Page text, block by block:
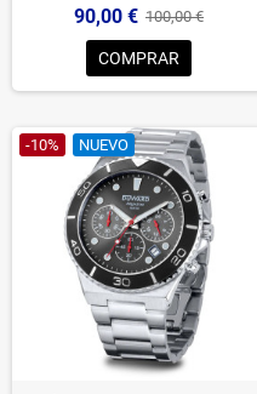
90,00 € 100,00 €
COMPRAR
-10% NUEVO